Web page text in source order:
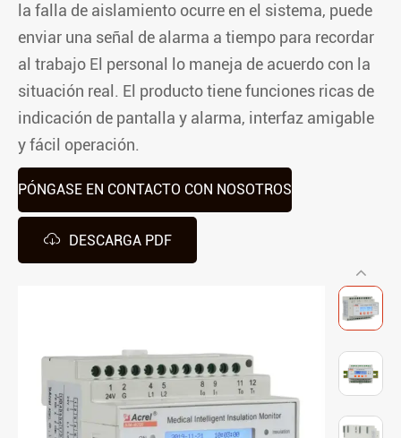
la falla de aislamiento ocurre en el sistema, puede
enviar una señal de alarma a tiempo para recordar
al trabajo El personal lo maneja de acuerdo con la
situación real. El producto tiene funciones ricas de
indicación de pantalla y alarma, interfaz amigable
y fácil operación.
PÓNGASE EN CONTACTO CON NOSOTROS
 DESCARGA PDF